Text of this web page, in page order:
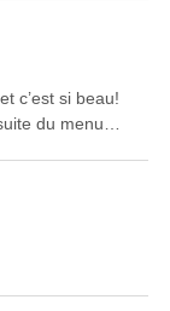
c’est si beau!
du menu…